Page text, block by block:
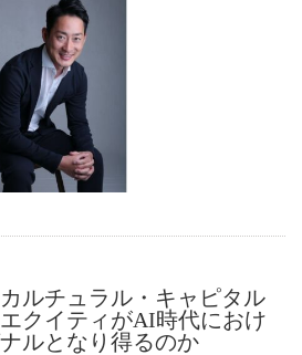
ルチュラル・キャピタル
クイティがAI時代におけ
ルとなり得るのか